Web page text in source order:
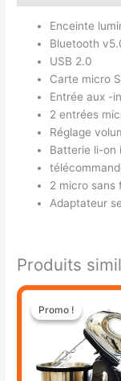
Enceinte
Bluetooth
USB 2.0
Carte micro
Entrée aux -in
2 entrées
Réglage
Batterie li-on
2 micro sans
Adaptateur
Produits
Promo !
Promo !
Le
initial
était :
34.400